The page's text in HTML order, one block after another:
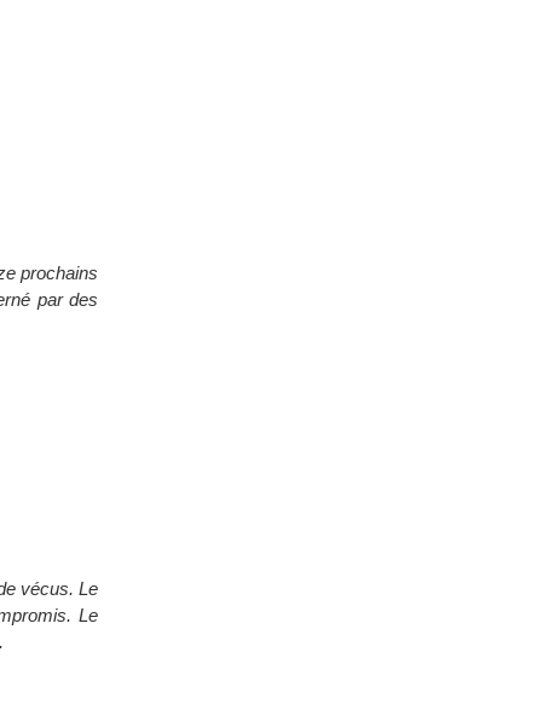
prochains
par des
vécus. Le
Le